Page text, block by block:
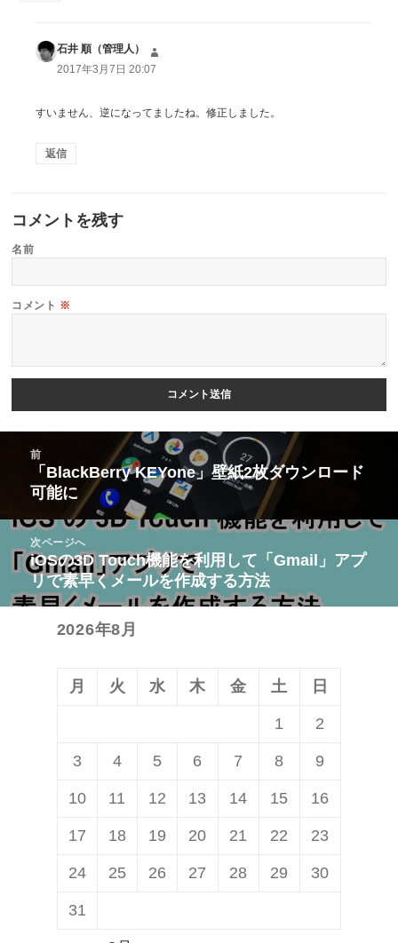
石井 順（管理人）
2017年3月7日 20:07
すいません、逆になってましたね。修正しました。
返信
コメントを残す
名前
コメント ※
ビ
ゲ
ー
シ
前
前
の
投
稿:
「BlackBerry KEYone」壁紙2枚ダウンロード
可能に
次ページへ
次
の
投
iOSの3D Touch機能を利用して「Gmail」アプ
リで素早くメールを作成する方法
2026年8月
月 火 水 木 金 土 日
1 2
3 4 5 6 7 8 9
10 11 12 13 14 15 16
17 18 19 20 21 22 23
24 25 26 27 28 29 30
31